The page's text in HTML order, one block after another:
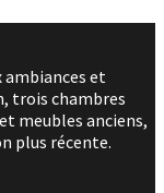
ambiances et
trois chambres
meubles anciens,
plus récente.